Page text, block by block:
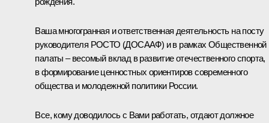
Ваша многогранная и ответственная деятельность на посту
руководителя РОСТО (ДОСААФ) и в рамках Общественной
палаты – весомый вклад в развитие отечественного спорта,
в формирование ценностных ориентиров современного
общества и молодежной политики России.
Все, кому доводилось с Вами работать, отдают должное